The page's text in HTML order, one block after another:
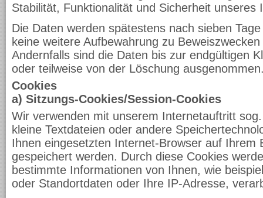
Stabilität, Funktionalität und Sicherheit unseres
Die Daten werden spätestens nach sieben
keine weitere Aufbewahrung zu
Andernfalls sind die Daten bis zur endgültigen
oder teilweise von der Löschung
Cookies
a) Sitzungs-Cookies/Session-Cookies
Wir verwenden mit unserem Internetauftritt
kleine Textdateien oder andere
Ihnen eingesetzten Internet-Browser auf Ihrem
gespeichert werden. Durch diese Cookies
bestimmte Informationen von Ihnen, wie
oder Standortdaten oder Ihre IP-Adresse,